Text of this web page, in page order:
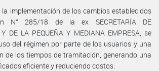
la implementación de los cambios establecidos
N° 285/18 de la ex SECRETARÍA DE
Y DE LA PEQUEÑA Y MEDIANA EMPRESA, se
del régimen por parte de los usuarios y una
de los tiempos de tramitación, generando una
eficiente y reduciendo costos.